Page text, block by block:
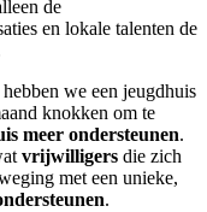
de
en lokale talenten de
we een jeugdhuis
knokken om te
meer ondersteunen.
vrijwilligers die zich
met een unieke,
.